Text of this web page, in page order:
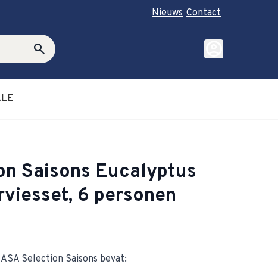
Nieuws Contact
search account_circle
Saisons Eucalyptus
6 personen
Selection Saisons bevat: